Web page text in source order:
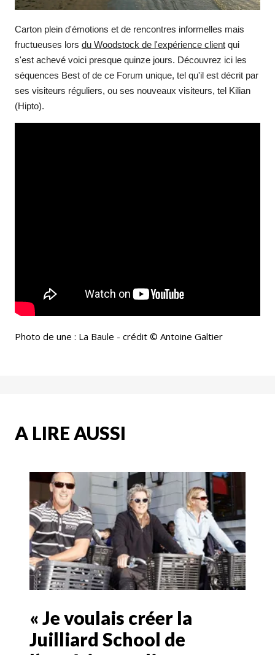
Carton plein d'émotions et de rencontres informelles mais
fructueuses lors du Woodstock de l'expérience client qui
s'est achevé voici presque quinze jours. Découvrez ici les
séquences Best of de ce Forum unique, tel qu'il est décrit par
ses visiteurs réguliers, ou ses nouveaux visiteurs, tel Kilian
(Hipto).
Photo de une : La Baule - crédit © Antoine Galtier
A LIRE AUSSI
« Je voulais créer la
Juilliard School de